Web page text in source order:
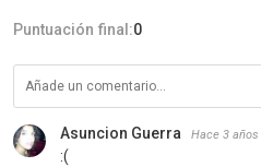
Puntuación final:0
Asuncion Guerra Hace 3 años
:(